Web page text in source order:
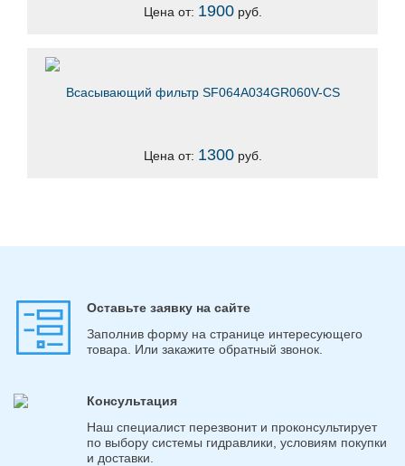
Цена от: 1900руб.
Всасывающий фильтр SF064A034GR060V-CS
Цена от: 1300руб.
Оставьте заявку на сайте
Заполнив форму на странице интересующего
товара. Или закажите обратный звонок.
Консультация
Наш специалист перезвонит и проконсультирует
по выбору системы гидравлики, условиям покупки
и доставки.